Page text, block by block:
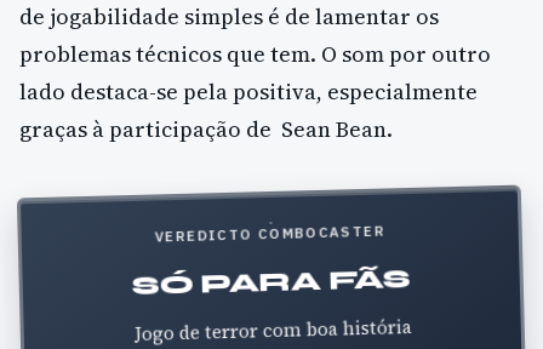
de jogabilidade simples é de lamentar os
problemas técnicos que tem. O som por outro
lado destaca-se pela positiva, especialmente
graças à participação de Sean Bean.
VEREDICTO COMBOCASTER
SÓ PARA FÃS
Jogo de terror com boa história